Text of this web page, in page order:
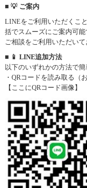
■ 💡 ご案内
LINEをご利用いただくこ
括でスムーズにご案内可
ご相談をご利用いただいて
■ 📱 LINE追加方法
以下のいずれかの方法で
・QRコードを読み取る（
【ここにQRコード画像】